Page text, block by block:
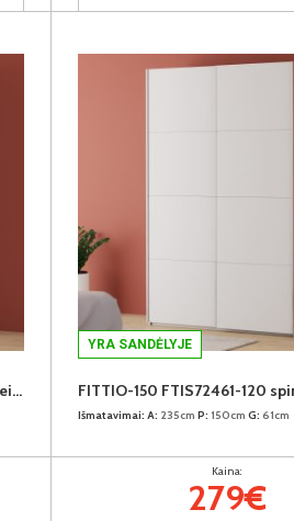
FITTIO-120 FTIS62462-120 spinta su veidrodžiu
YRA SANDĖLYJE
Išmatavimai: A: 235cm P: 150cm G: 61cm
Kaina:
279€